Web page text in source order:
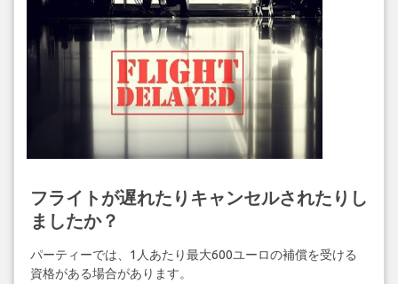
フライトが遅れたりキャンセルされたりし
ましたか？
パーティーでは、1人あたり最大600ユーロの補償を受ける
資格がある場合があります。